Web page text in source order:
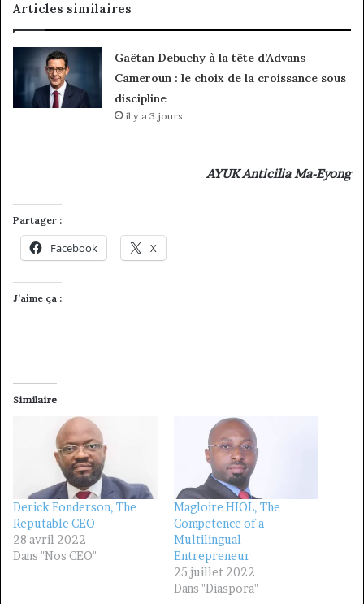
Articles similaires
Gaëtan Debuchy à la tête d’Advans
Cameroun : le choix de la croissance sous
discipline
il y a 3 jours
AYUK Anticilia Ma-Eyong
Partager :
Facebook X
J’aime ça :
Similaire
Derick Fonderson, The
Reputable CEO
28 avril 2022
Dans "Nos CEO"
Magloire HIOL, The
Competence of a
Multilingual
Entrepreneur
25 juillet 2022
Dans "Diaspora"